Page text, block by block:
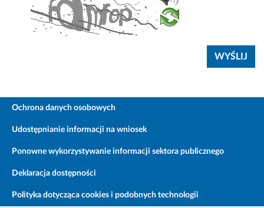
Ochrona danych osobowych
Udostępnianie informacji na wniosek
Ponowne wykorzystywanie informacji sektora publicznego
Deklaracja dostępności
Polityka dotycząca cookies i podobnych technologii